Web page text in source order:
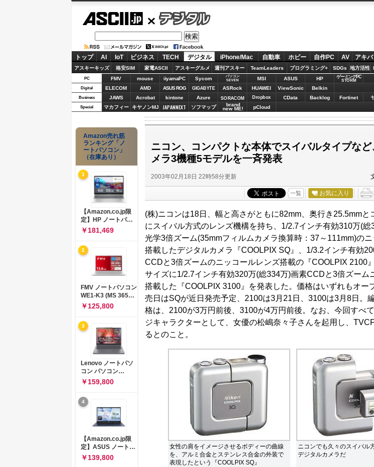
デジタル
トップ AI IoT ビジネス TECH デジタル iPhone/Mac 自動車 ホビー 自作PC AV アキバ
アスキーキッズ 格安SIM 家電ASCII アスキーグルメ 週刊アスキー TeamLeaders プログラミング+ SDGs 地方活性
PC FMV mouse iiyamaPC Sycom
パソコン
SEVEN
MSI ASUS HP ゲーミングPC
STORM
Digital ELECOM AMD ASUS ROG GIGABYTE ASRock HUAWEI ViewSonic Belkin
Business JAWS Acrobat kintone Azure SORACOM Dropbox CData Backlog Fortinet
Special マカフィー キヤノンMJ JAPANNEXT ソフマップ brand
new ME! pCloud
ニコン、コンパクトな本体でスイバルタイプな
メラ3機種5モデルを一斉発表
2003年02月18日 22時58分更新
一覧 お気に入り
(株)ニコンは18日、幅と高さがともに82mm、奥行き25.5mmと
にスイバル方式のレンズ機構を持ち、1/2.7インチ有効310万(総
光学3倍ズーム(35mmフィルムカメラ換算時：37～111mm)の
搭載したデジタルカメラ『COOLPIX SQ』、1/3.2インチ有効
CCDと3倍ズームのニッコールレンズ搭載の『COOLPIX 2100
サイズに1/2.7インチ有効320万(総334万)画素CCDと3倍ズーム
搭載した『COOLPIX 3100』を発表した。価格はいずれもオー
売日はSQが近日発売予定、2100は3月21日、3100は3月8日。
格は、2100が3万円前後、3100が4万円前後。なお、今回すべ
ジキャラクターとして、女優の松嶋奈々子さんを起用し、
るとのこと。
女性の肩をイメージさせるボディーの曲線
を、アルミ合金とステンレス合金の外装で
表現したという『COOLPIX SQ』
ニコンでも久々のスイバル
デジタルカメラだ
Amazon売れ筋
ランキング「ノ
ートパソコン」
（在庫あり）
1
【Amazon.co.jp限
定】HP ノートパソ
コン 15-fd 15.6イン
チ インテル Core 5
120U メモリ16GB
SSD512GB
Windows 11
Microsoft Office
2024搭載 WPS
Office搭載 カメラシ
ャッター 指紋認証 薄
型 Copilotキー搭載
ナチュラルシルバー
￥181,469
2
FMV ノートパソコン
WE1-K3 (MS 365
Personal/Copilotキ
ー搭載/Win 11/15.6
型/Core
i5/16GB/SSD
512GB/ホワイト)
FMVWK3E15W_AZ
￥125,800
3
Lenovo ノートパソ
コン パソコン
IdeaPad Slim 3 14.0
インチ AMD
Ryzen™ 5 8640HS
メモリ16GB
SSD512GB
Microsoft 365 試用
版 Windows11 バッ
テリー駆動12.6時間
重量1.39kg ルナグレ
ー 83K9003JJP ノー
トPC
￥159,800
4
【Amazon.co.jp限
定】ASUS ノートパ
ソコン Vivobook 15
M1502NAQ 15.6イ
￥139,800